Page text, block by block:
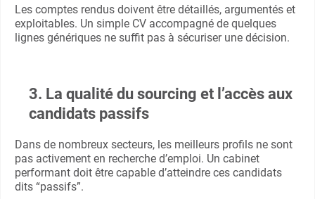
Les comptes rendus doivent être détaillés, argumentés et
exploitables. Un simple CV accompagné de quelques
lignes génériques ne suffit pas à sécuriser une décision.
3. La qualité du sourcing et l’accès aux
candidats passifs
Dans de nombreux secteurs, les meilleurs profils ne sont
pas activement en recherche d’emploi. Un cabinet
performant doit être capable d’atteindre ces candidats
dits “passifs”.